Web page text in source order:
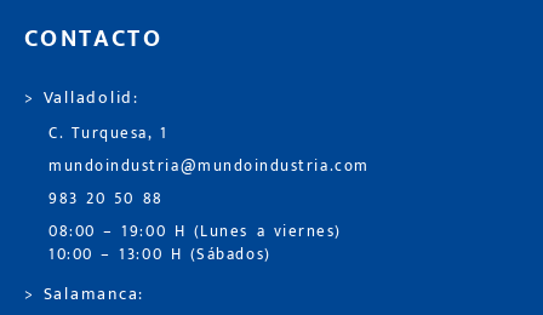
CONTACTO
> Valladolid:
C. Turquesa, 1
mundoindustria@mundoindustria.com
983 20 50 88
08:00 – 19:00 H (Lunes a viernes)
10:00 – 13:00 H (Sábados)
> Salamanca: